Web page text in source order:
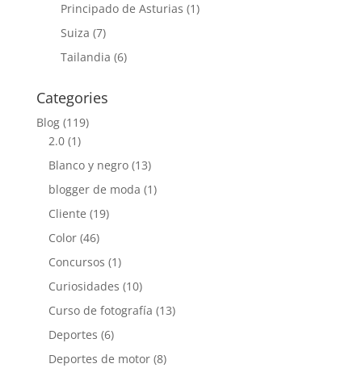
Principado de Asturias (1)
Suiza (7)
Tailandia (6)
Categories
Blog(119)
2.0(1)
Blanco y negro(13)
blogger de moda (1)
Cliente (19)
Color(46)
Concursos (1)
Curiosidades (10)
Curso de fotografía (13)
Deportes (6)
Deportes de motor(8)